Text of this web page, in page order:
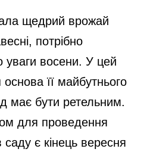
щедрий врожай
потрібно
уваги восени. У цей
її майбутнього
має бути ретельним.
для проведення
саду є кінець вересня